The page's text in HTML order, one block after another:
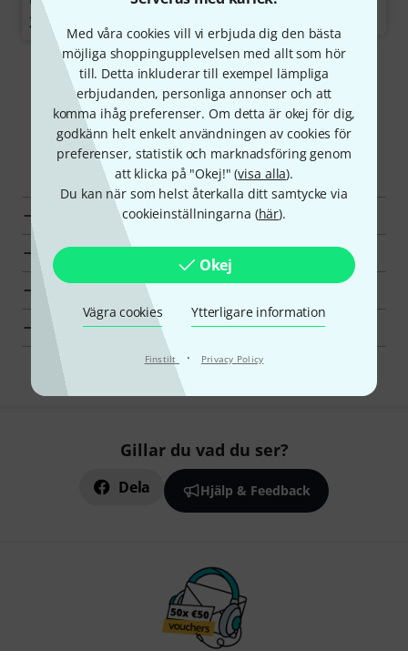
Med våra cookies vill vi erbjuda dig den bästa
möjliga shoppingupplevelsen med allt som hör
till. Detta inkluderar till exempel lämpliga
erbjudanden, personliga annonser och att
komma ihåg preferenser. Om detta är okej för dig,
godkänn helt enkelt användningen av cookies för
preferenser, statistik och marknadsföring genom
att klicka på "Okej!" (visa alla).
Du kan när som helst återkalla ditt samtycke via
cookieinställningarna (här).
Okej
Vägra cookies Ytterligare information
Finstilt · Privacy Policy
379 kr
Visa mer
Upptäck mer
Alla Videolampor
Toppsäljare
Gillar du vad du ser?
Dela Hjälp & Feedback